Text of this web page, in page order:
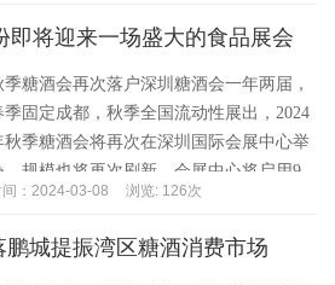
即将迎来一场盛大的食品展会
季糖酒会再次落户深圳糖酒会一年两届，
季固定成都，秋季全国流动性展出，2024
秋季糖酒会将再次在深圳国际会展中心举
。规模也将再次刷新，会展中心将启用9
展厅，也将继续引领食品饮料的风向标。
间：2024-03-08 浏览: 126次
城提振湾区糖酒消费市场